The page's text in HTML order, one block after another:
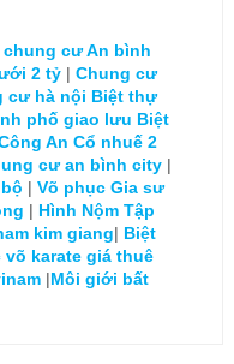
chung cư An bình
2 tỷ| Chung cư
cư hà nội Biệt thự
phố giao lưu Biệt
An Cổ nhuế 2
cư an bình city|
| Võ phục Gia sư
| Hình Nộm Tập
kim giang| Biệt
võ karate giá thuê
|Môi giới bất